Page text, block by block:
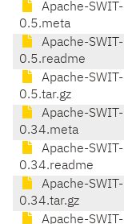
Apache-SWIT-
0.5.meta
Apache-SWIT-
0.5.readme
Apache-SWIT-
0.5.tar.gz
Apache-SWIT-
0.34.meta
Apache-SWIT-
0.34.readme
Apache-SWIT-
0.34.tar.gz
Apache-SWIT-